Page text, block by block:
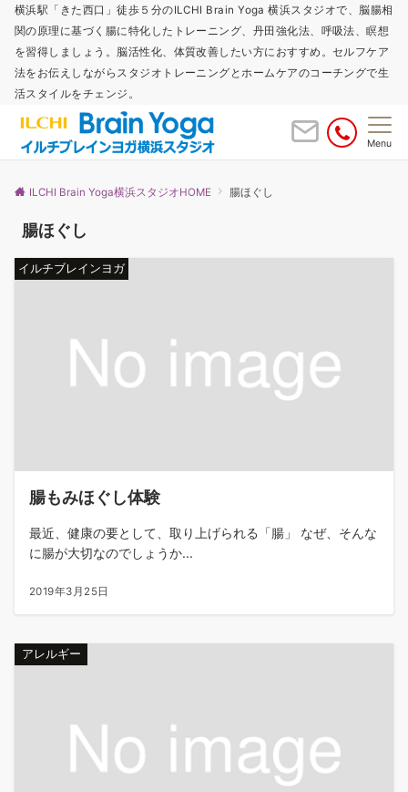
横浜駅「きた西口」徒歩５分のILCHI Brain Yoga 横浜スタジオで、脳腸相
関の原理に基づく腸に特化したトレーニング、丹田強化法、呼吸法、瞑想
を習得しましょう。脳活性化、体質改善したい方におすすめ。セルフケア
法をお伝えしながらスタジオトレーニングとホームケアのコーチングで生
活スタイルをチェンジ。
Menu
ILCHI Brain Yoga横浜スタジオHOME 腸ほぐし
腸ほぐし
イルチブレインヨガ
腸もみほぐし体験
最近、健康の要として、取り上げられる「腸」 なぜ、そんな
に腸が大切なのでしょうか...
2019年3月25日
アレルギー